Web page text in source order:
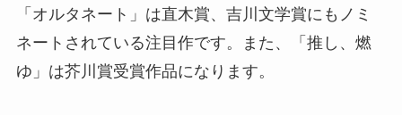
「オルタネート」は直木賞、吉川文学賞にもノミ
ネートされている注目作です。また、「推し、燃
ゆ」は芥川賞受賞作品になります。